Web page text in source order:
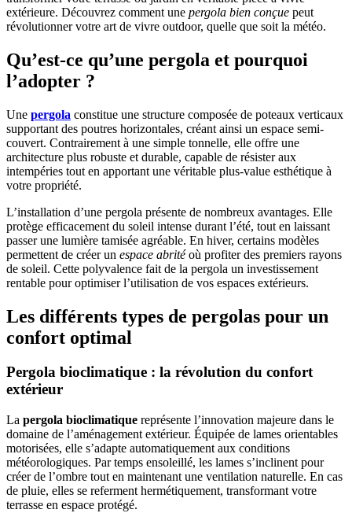
extérieure. Découvrez comment une pergola bien conçue peut
révolutionner votre art de vivre outdoor, quelle que soit la météo.
Qu’est-ce qu’une pergola et pourquoi
l’adopter ?
Une pergola constitue une structure composée de poteaux verticaux
supportant des poutres horizontales, créant ainsi un espace semi-
couvert. Contrairement à une simple tonnelle, elle offre une
architecture plus robuste et durable, capable de résister aux
intempéries tout en apportant une véritable plus-value esthétique à
votre propriété.
L’installation d’une pergola présente de nombreux avantages. Elle
protège efficacement du soleil intense durant l’été, tout en laissant
passer une lumière tamisée agréable. En hiver, certains modèles
permettent de créer un espace abritéoù profiter des premiers rayons
de soleil. Cette polyvalence fait de la pergola un investissement
rentable pour optimiser l’utilisation de vos espaces extérieurs.
Les différents types de pergolas pour un
confort optimal
Pergola bioclimatique : la révolution du confort
extérieur
La pergola bioclimatique représente l’innovation majeure dans le
domaine de l’aménagement extérieur. Équipée de lames orientables
motorisées, elle s’adapte automatiquement aux conditions
météorologiques. Par temps ensoleillé, les lames s’inclinent pour
créer de l’ombre tout en maintenant une ventilation naturelle. En cas
de pluie, elles se referment hermétiquement, transformant votre
terrasse en espace protégé.